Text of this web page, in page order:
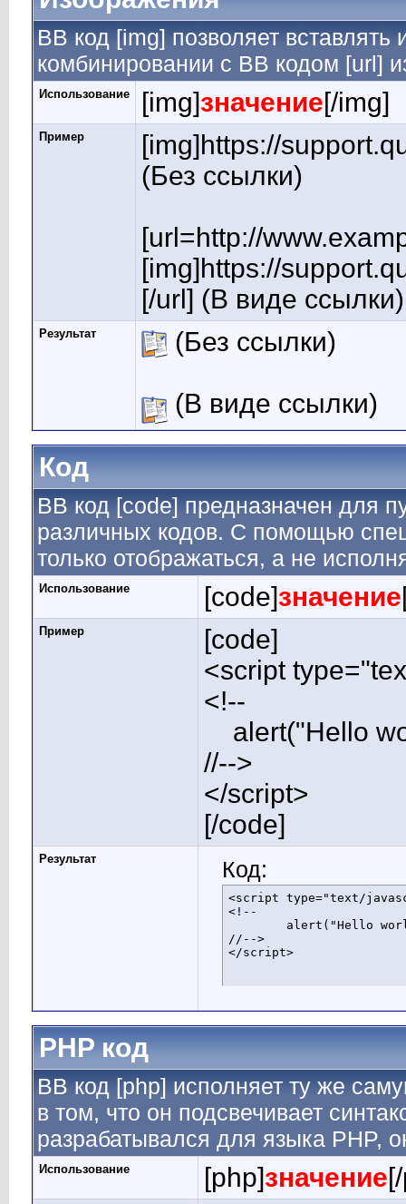
BB код [img] позволяет
комбинировании с BB кодом [url]
Использование [img]значение[/img]
Пример
[img]https://
(Без ссылки)
[url=http://
[img]https://
[/url] (В виде ссылки)
Результат (Без ссылки)
(В виде ссылки)
Код
BB код [code] предназначен для
различных кодов. С помощью
только отображаться, а не
Использование [code]значение
Пример
[code]
<script
<!--
alert("Hello
//-->
</script>
[/code]
Результат Код:
<script type="text/
<!--
//-->
</script>
PHP код
BB код [php] исполняет ту же
в том, что он подсвечивает
разрабатывался для языка PHP,
Использование [php]значение